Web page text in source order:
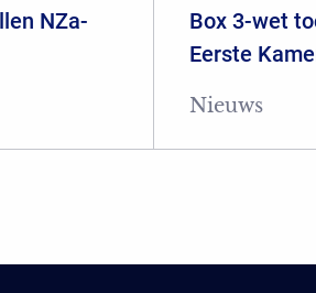
NZa-
Box 3-wet
Eerste
Nieuws